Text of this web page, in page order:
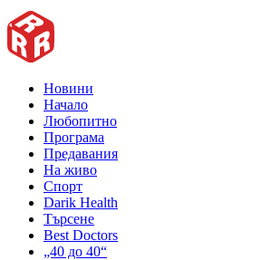
Новини
Начало
Любопитно
Програма
Предавания
На живо
Спорт
Darik Health
Търсене
Best Doctors
„40 до 40“